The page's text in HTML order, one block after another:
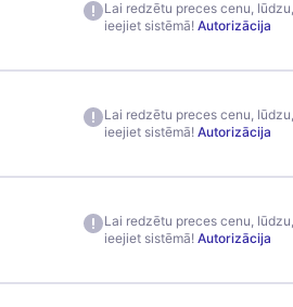
Lai redzētu preces cenu, lūdzu,
ieejiet sistēmā! Autorizācija
Lai redzētu preces cenu, lūdzu,
ieejiet sistēmā! Autorizācija
Lai redzētu preces cenu, lūdzu,
ieejiet sistēmā! Autorizācija